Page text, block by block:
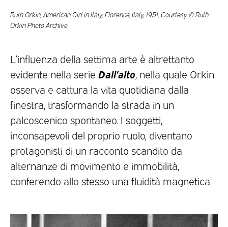
Ruth Orkin, American Girl in Italy, Florence, Italy, 1951, Courtesy © Ruth
Orkin Photo Archive
L’influenza della settima arte è altrettanto
evidente nella serie Dall’alto , nella quale Orkin
osserva e cattura la vita quotidiana dalla
finestra, trasformando la strada in un
palcoscenico spontaneo. I soggetti,
inconsapevoli del proprio ruolo, diventano
protagonisti di un racconto scandito da
alternanze di movimento e immobilità,
conferendo allo stesso una fluidità magnetica.